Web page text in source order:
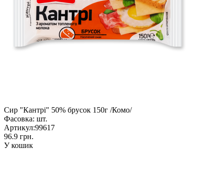
Сир "Кантрі" 50% брусок 150г /Комо/
Фасовка: шт.
Артикул:99617
96.9 грн.
У кошик